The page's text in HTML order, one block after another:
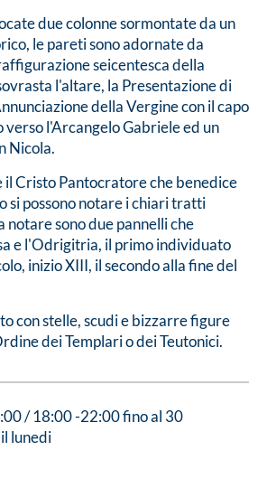
due colonne sormontate da un
le pareti sono adornate da
seicentesca della
l'altare, la Presentazione di
della Vergine con il capo
verso l'Arcangelo Gabriele ed un
Nicola.
il Cristo Pantocratore che benedice
si possono notare i chiari tratti
sono due pannelli che
e l'Odrigitria, il primo individuato
inizio XIII, il secondo alla fine del
con stelle, scudi e bizzarre figure
dei Templari o dei Teutonici.
/ 18:00 -22:00 fino al 30
lunedi